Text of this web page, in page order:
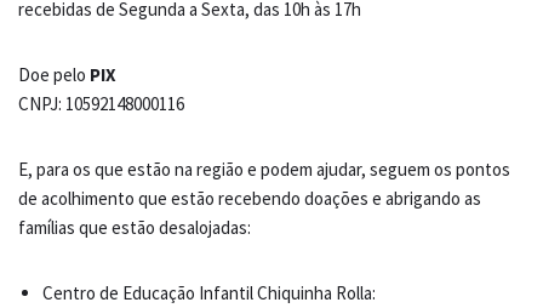
recebidas de Segunda a Sexta, das 10h às 17h
Doe pelo PIX
CNPJ: 10592148000116
E, para os que estão na região e podem ajudar, seguem os pontos
de acolhimento que estão recebendo doações e abrigando as
famílias que estão desalojadas:
Centro de Educação Infantil Chiquinha Rolla: